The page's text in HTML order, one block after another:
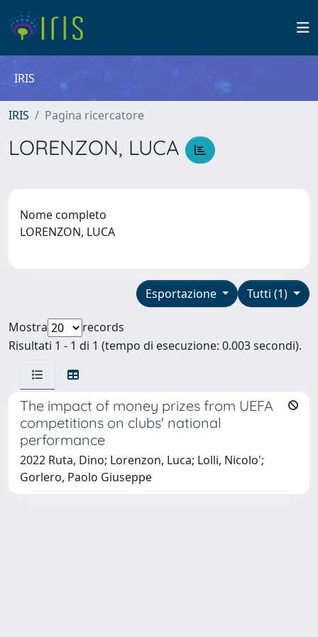
IRIS
IRIS Pagina ricercatore
LORENZON, LUCA
Nome completo
LORENZON, LUCA
Tutti (1)
Esportazione
Mostra
records
Risultati 1 - 1 di 1 (tempo di esecuzione: 0.003 secondi).
The impact of money prizes from UEFA
competitions on clubs' national
performance
2022 Ruta, Dino; Lorenzon, Luca; Lolli, Nicolo';
Gorlero, Paolo Giuseppe